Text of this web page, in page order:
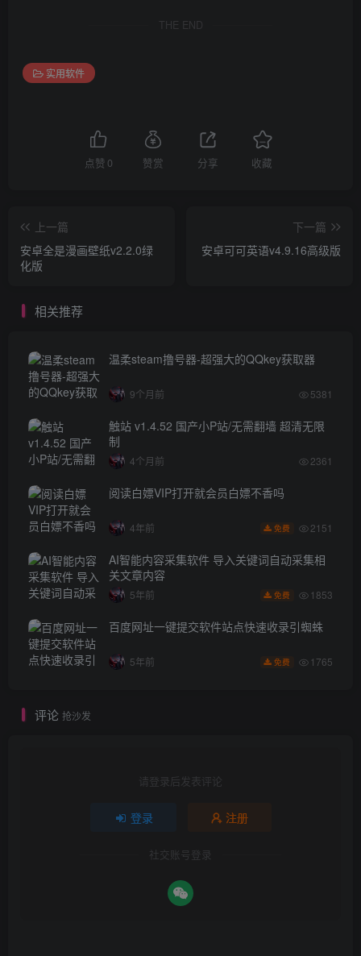
THE END
实用软件
点赞 0 赞赏 分享 收藏
上一篇
安卓全是漫画壁纸v2.2.0绿
化版
下一篇
安卓可可英语v4.9.16高级版
相关推荐
温柔steam撸号器-超强大的QQkey获取器
9个月前 5381
触站 v1.4.52 国产小P站/无需翻墙 超清无限
制
4个月前 2361
阅读白嫖VIP打开就会员白嫖不香吗
4年前 免费 2151
AI智能内容采集软件 导入关键词自动采集相
关文章内容
5年前 免费 1853
百度网址一键提交软件站点快速收录引蜘蛛
5年前 免费 1765
评论 抢沙发
请登录后发表评论
登录 注册
社交账号登录